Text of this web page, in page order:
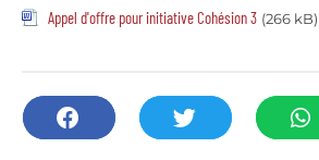
Appel d'offre pour initiative Cohésion 3 (266 kB)